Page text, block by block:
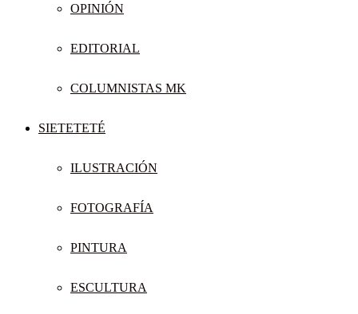
OPINIÓN
EDITORIAL
COLUMNISTAS MK
SIETETETÉ
ILUSTRACIÓN
FOTOGRAFÍA
PINTURA
ESCULTURA